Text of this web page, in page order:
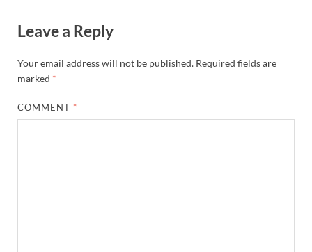
Leave a Reply
Your email address will not be published. Required fields are
marked *
COMMENT *